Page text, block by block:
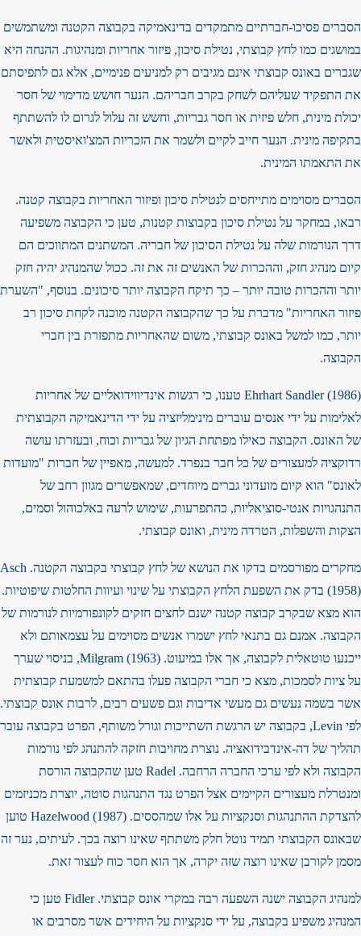
הסברים פסיכו-חברתיים מתמקדים בדינאמיקה בקבוצה הקטנה ומשתמשים
במושגים כמו לחץ קבוצתי, נטילת סיכון, פיזור אחריות ומנהיגות. ההנחה היא
שגברים באונס קבוצתי אינם מגיבים רק למניעים פנימיים, אלא גם לתפיסתם
את התפקיד שעליהם לשחק בקרב חבריהם. הנער חושש מדימוי של חסר
יכולת מינית, חלש פיזית או חסר גבריות, וחשש זה עלול לגרום לו להשתתף
בתקיפה מינית. הנער חייב לקיים ולשמר את הזכריות המצ'ואיסטית ולאשר
את התאמתו המינית.
הסברים מסוימים מתייחסים לנטילת סיכון ופיזור האחריות בקבוצה קטנה.
רבאו, במחקר על נטילת סיכון בקבוצות קטנות, טען כי הקבוצה משפיעה
דרך הנורמות שלה על נטילת הסיכון של חבריה. המשתנים המתווכים הם
קיום מנהיג חזק, וההכרות של האנשים זה את זה. ככול שהמנהיג יהיה חזק
יותר וההכרות טובה יותר – כך תיקח הקבוצה יותר סיכונים. בנוסף, "השערת
פיזור האחריות" מדברת על כך שהקבוצה הקטנה מוכנה לקחת סיכון רב
יותר, כמו למשל באונס קבוצתי, משום שהאחריות מתפזרת בין חברי
הקבוצה.
Ehrhart Sandler (1986) טענו, כי רגשות אינדיווידואליים של אחריות
לאלימות על ידי אנסים עוברים מינימליזציה על ידי הדינאמיקה הקבוצתית
של האונס. הקבוצה כאילו מפתחת הגיון של גבריות וכוח, ובעזרתו עושה
רדוקציה למעצורים של כל חבר בנפרד. למעשה, מאפיין של חברות "מועדות
לאונס" הוא קיום מועדוני גברים מיוחדים, שמאפשרים מגוון רחב של
התנהגויות אנטי-סוציאליות, כהתפרעות, שימוש לרעה באלכוהול וסמים,
הצקות והשפלות, הטרדה מינית, ואונס קבוצתי.
מחקרים מפורסמים בדקו את הנושא של לחץ קבוצתי בקבוצה הקטנה. Asch
(1958) בדק את השפעת הלחץ הקבוצתי על שינוי ועיוות החלטות שיפוטיות.
הוא מצא שבקרב קבוצה קטנה ישנם לחצים חזקים לקונפורמיות לנורמות של
הקבוצה. אמנם גם בתנאי לחץ ישמרו אנשים מסוימים על עצמאותם ולא
ייכנעו טוטאלית לקבוצה, אך אלו במיעוט. Milgram (1963), בניסוי שערך
על ציות לסמכות, מצא כי חברי הקבוצה פעלו בהתאם למשמעת קבוצתית
אשר בשמה נעשים גם מעשי אדיבות וגם פשעים רבים, לרבות אונס קבוצתי.
לפי Levin, בקבוצה יש הרגשת השתייכות וגורל משותף, הפרט בקבוצה עובר
תהליך של דה-אינדבידואציה. נוצרת מחויבות חזקה להתנהג לפי נורמות
הקבוצה ולא לפי ערכי החברה הרחבה. Radel טען שהקבוצה הורסת
ומנטרלת מעצורים הקיימים אצל הפרט נגד התנהגות סוטה, יוצרת מכניזמים
להצדקת ההתנהגות וסנקציות על אלו שמהססים. Hazelwood (1987) טוען
שבאונס הקבוצתי תמיד נוטל חלק משתתף שאינו רוצה בכך. לעיתים, נער זה
מסמן לקורבן שאינו רוצה שזה יקרה, אך הוא חסר כוח לעצור זאת.
למנהיג הקבוצה ישנה השפעה רבה במקרי אונס קבוצתי. Fidler טען כי
המנהיג משפיע בקבוצה, על ידי סנקציות על היחידים אשר מסרבים או